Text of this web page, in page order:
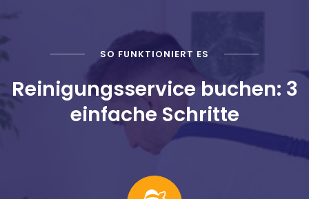
SO FUNKTIONIERT ES
Reinigungsservice buchen: 3
einfache Schritte